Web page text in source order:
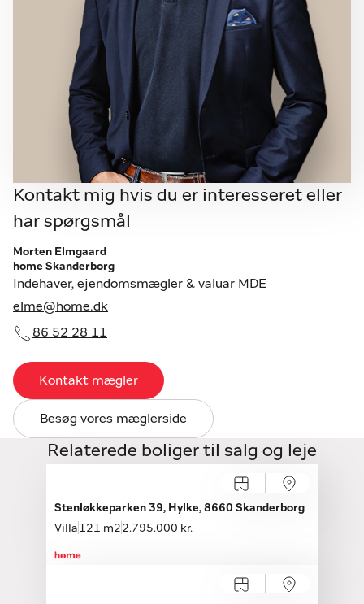
Kontakt mig hvis du er interesseret eller
har spørgsmål
Morten Elmgaard
home Skanderborg
Indehaver, ejendomsmægler & valuar MDE
elme@home.dk
86 52 28 11
Kontakt mægler
Besøg vores mæglerside
Relaterede boliger til salg og leje
Lørdag 15.08, kl. 10.00-13.00
Stenløkkeparken 39, Hylke, 8660 Skanderborg
Villa 121 m2 2.795.000 kr.